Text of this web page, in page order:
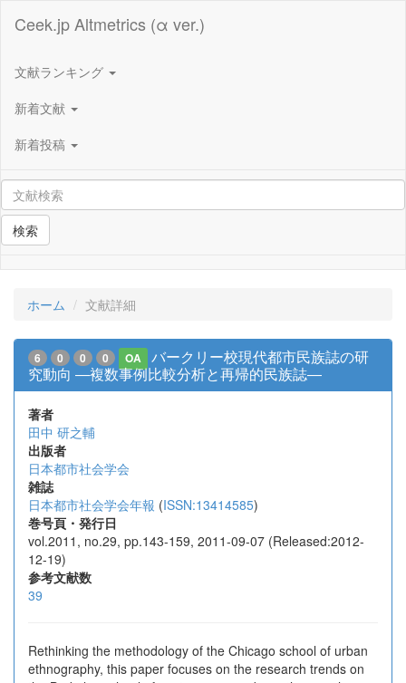
Ceek.jp Altmetrics (α ver.)
文献ランキング
新着文献
新着投稿
検索
ホーム 文献詳細
6 0 0 0 OA
バークリー校現代都市民族誌の研
究動向 ―複数事例比較分析と再帰的民族誌―
著者
田中 研之輔
出版者
日本都市社会学会
雑誌
日本都市社会学会年報 (ISSN:13414585)
巻号頁・発行日
vol.2011, no.29, pp.143-159, 2011-09-07 (Released:2012-
12-19)
参考文献数
39
Rethinking the methodology of the Chicago school of urban
ethnography, this paper focuses on the research trends on